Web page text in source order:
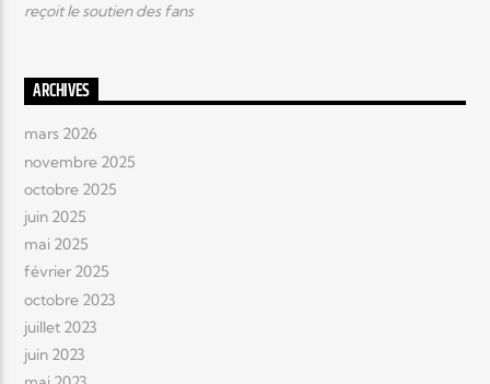
reçoit le soutien des fans
ARCHIVES
mars 2026
novembre 2025
octobre 2025
juin 2025
mai 2025
février 2025
octobre 2023
juillet 2023
juin 2023